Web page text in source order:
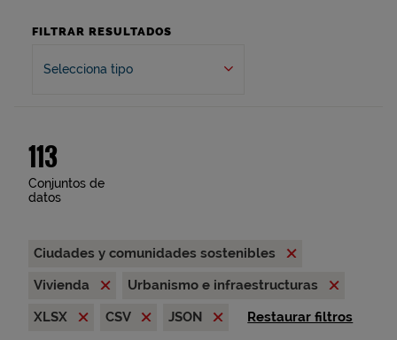
FILTRAR RESULTADOS
Selecciona tipo
113
Conjuntos de
datos
Ciudades y comunidades sostenibles
Vivienda
Urbanismo e infraestructuras
XLSX
CSV JSON Restaurar filtros